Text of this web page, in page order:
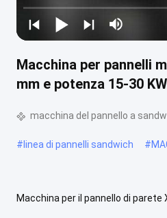
Macchina per pannelli
mm e potenza 15-30 KW
macchina del pannello a
#linea di pannelli sandwich #
Macchina per il pannello di